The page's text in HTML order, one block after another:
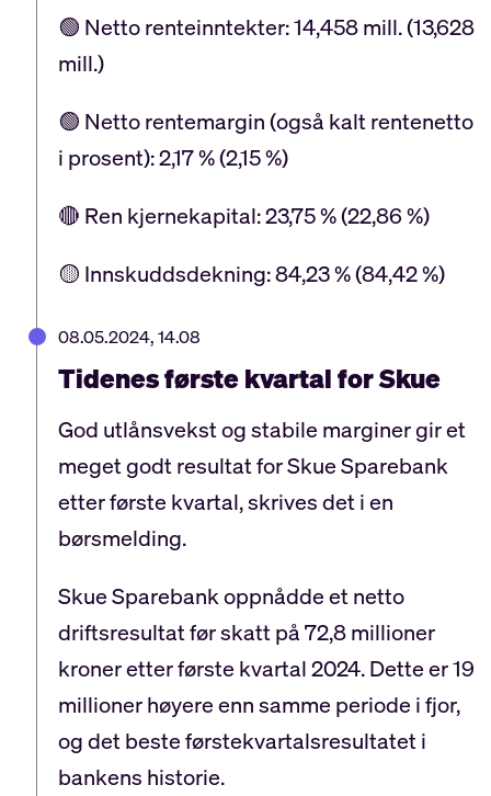
🟢 Netto renteinntekter: 14,458 mill. (13,628
mill.)
🟢 Netto rentemargin (også kalt rentenetto
i prosent): 2,17 % (2,15 %)
🔴 Ren kjernekapital: 23,75 % (22,86 %)
🟡 Innskuddsdekning: 84,23 % (84,42 %)
08.05.2024, 14.08
Tidenes første kvartal for Skue
God utlånsvekst og stabile marginer gir et
meget godt resultat for Skue Sparebank
etter første kvartal, skrives det i en
børsmelding.
Skue Sparebank oppnådde et netto
driftsresultat før skatt på 72,8 millioner
kroner etter første kvartal 2024. Dette er 19
millioner høyere enn samme periode i fjor,
og det beste førstekvartalsresultatet i
bankens historie.